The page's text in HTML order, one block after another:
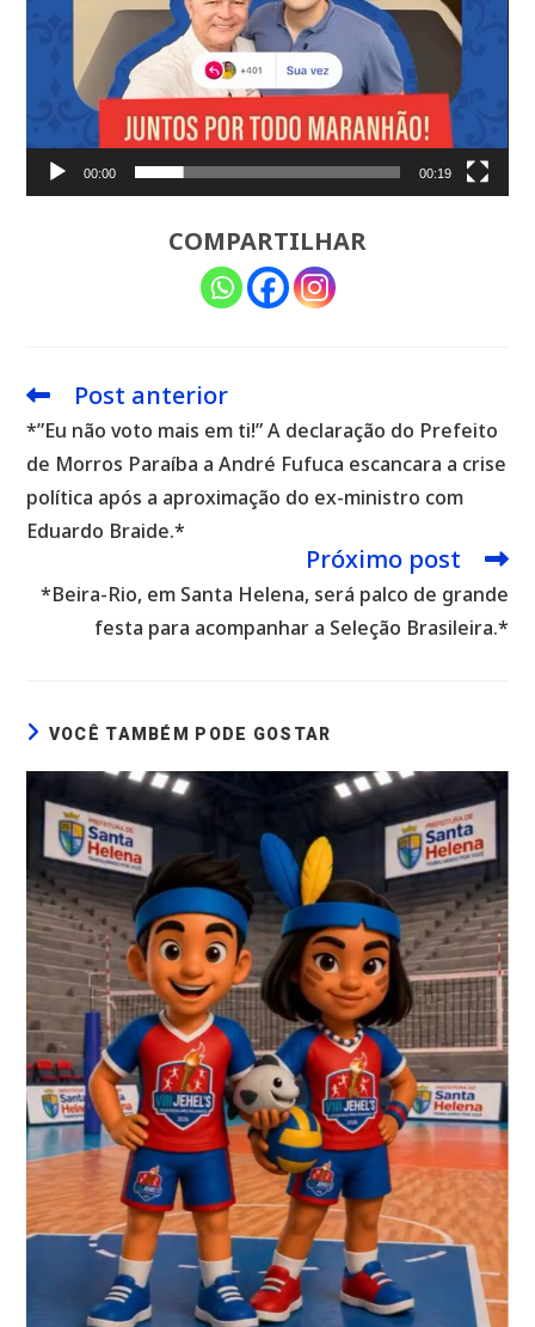
00:00 00:19
COMPARTILHAR
Leia
artigos
Post anterior
*”Eu não voto mais em ti!” A declaração do Prefeito
de Morros Paraíba a André Fufuca escancara a crise
política após a aproximação do ex-ministro com
Eduardo Braide.*
Próximo post
*Beira-Rio, em Santa Helena, será palco de grande
festa para acompanhar a Seleção Brasileira.*
VOCÊ TAMBÉM PODE GOSTAR